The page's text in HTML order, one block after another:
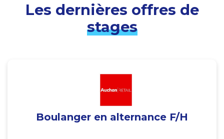
Les dernières offres de
stages
Boulanger en alternance F/H